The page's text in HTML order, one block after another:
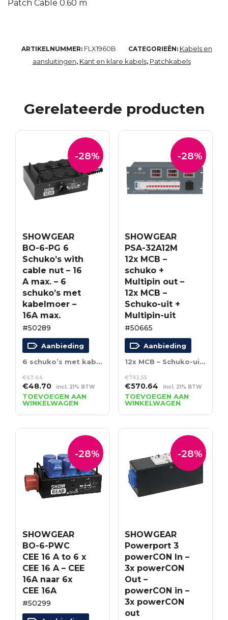
Patch Cable 0.60 m
ARTIKELNUMMER: FLX1960B CATEGORIEËN: Kabels en
aansluitingen, Kant en klare kabels, Patchkabels
Gerelateerde producten
-28%
SHOWGEAR
BO-6-PG 6
Schuko’s with
cable nut – 16
A max. – 6
schuko’s met
kabelmoer –
16A max.
#50289
Aanbieding
6 schuko’s met kabelmoer – 16A max.
€67.64
Oorspronkelijke
prijs
was:
€67.64.
€48.70Huidige
prijs
is:
€48.70.
incl. 21% BTW
TOEVOEGEN AAN
WINKELWAGEN
-28%
SHOWGEAR
PSA-32A12M
12x MCB –
schuko +
Multipin out –
12x MCB –
Schuko-uit +
Multipin-uit
#50665
Aanbieding
12x MCB – Schuko-uit + Multipin-uit
€792.55
Oorspronkelijke
prijs
was:
€792.55.
€570.64 Huidige
prijs
is:
€570.64.
incl. 21% BTW
TOEVOEGEN AAN
WINKELWAGEN
-28%
SHOWGEAR
BO-6-PWC
CEE 16 A to 6 x
CEE 16 A – CEE
16A naar 6x
CEE 16A
#50299
-28%
SHOWGEAR
Powerport 3
powerCON In –
3x powerCON
Out –
powerCON in –
3x powerCON
out